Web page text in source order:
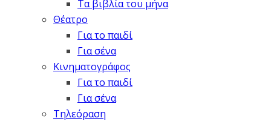
Τα βιβλία του μήνα
Θέατρο
Για το παιδί
Για σένα
Κινηματογράφος
Για το παιδί
Για σένα
Τηλεόραση